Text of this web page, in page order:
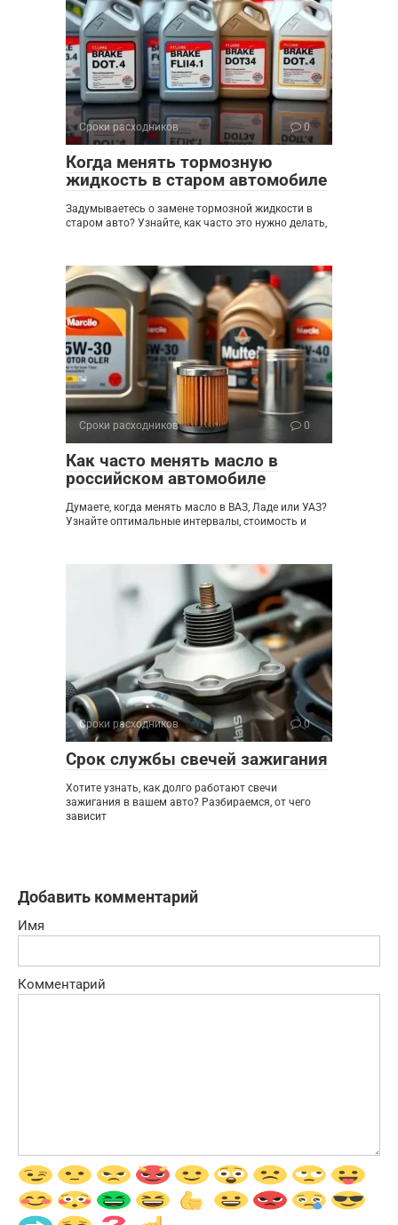
Сроки расходников 0
Когда менять тормозную
жидкость в старом автомобиле
Задумываетесь о замене тормозной жидкости в
старом авто? Узнайте, как часто это нужно делать,
Сроки расходников 0
Как часто менять масло в
российском автомобиле
Думаете, когда менять масло в ВАЗ, Ладе или УАЗ?
Узнайте оптимальные интервалы, стоимость и
Сроки расходников 0
Срок службы свечей зажигания
Хотите узнать, как долго работают свечи
зажигания в вашем авто? Разбираемся, от чего
зависит
Добавить комментарий
Имя
Комментарий